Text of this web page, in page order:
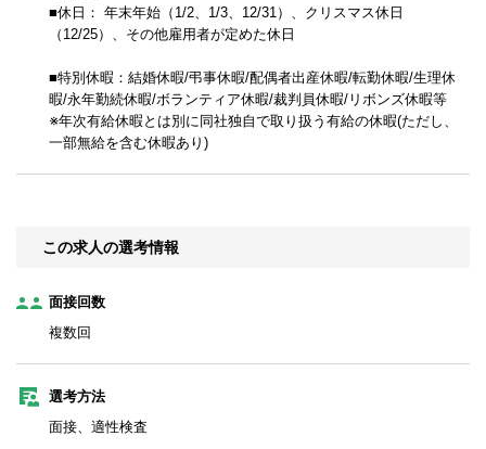
■休日： 年末年始（1/2、1/3、12/31）、クリスマス休日
（12/25）、その他雇用者が定めた休日
■特別休暇：結婚休暇/弔事休暇/配偶者出産休暇/転勤休暇/生理休
暇/永年勤続休暇/ボランティア休暇/裁判員休暇/リボンズ休暇等
※年次有給休暇とは別に同社独自で取り扱う有給の休暇(ただし、
一部無給を含む休暇あり)
この求人の選考情報
面接回数
複数回
選考方法
面接、適性検査